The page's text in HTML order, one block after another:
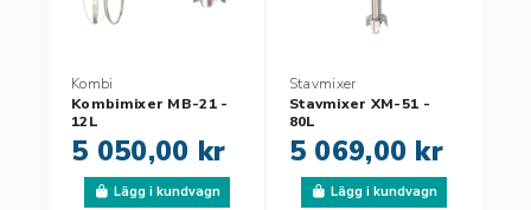
Kombi
Kombimixer MB-21 -
12L
5 050,00 kr
Lägg i kundvagn
Stavmixer
Stavmixer XM-51 -
80L
5 069,00 kr
Lägg i kundvagn